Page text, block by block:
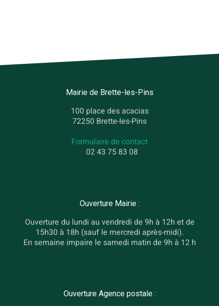
Mairie de Brette-les-Pins
100 place des acacias
72250 Brette-les-Pins
Formulaire de contact
02 43 75 83 08
Ouverture Mairie :
Ouverture du lundi au vendredi de 9h à 12h et de
15h30 à 18h (sauf le mercredi après-midi).
En semaine impaire le samedi matin de 9h à 12 h
Ouverture Agence postale :